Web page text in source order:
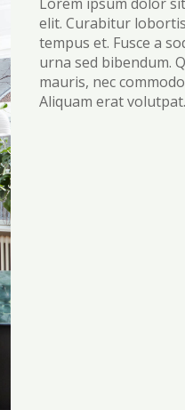
elit. Curabitur
tempus et. Fusce a
urna sed bibendum.
mauris, nec
Aliquam erat